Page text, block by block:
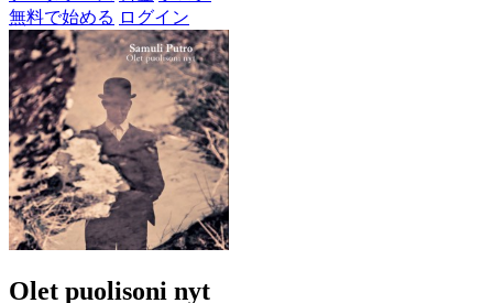
無料で始める ログイン
Olet puolisoni nyt